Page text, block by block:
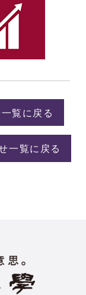
覧に戻る
一覧に戻る